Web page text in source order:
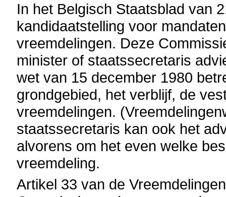
In het Belgisch Staatsblad van
kandidaatstelling voor
vreemdelingen. Deze
minister of staatssecretaris
wet van 15 december 1980
grondgebied, het verblijf, de
vreemdelingen.
staatssecretaris kan ook het
alvorens om het even welke
vreemdeling.
Artikel 33 van de